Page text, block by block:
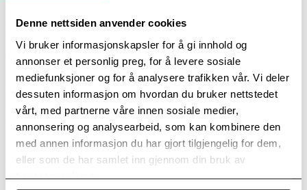
Denne nettsiden anvender cookies
Vi bruker informasjonskapsler for å gi innhold og
annonser et personlig preg, for å levere sosiale
mediefunksjoner og for å analysere trafikken vår. Vi deler
dessuten informasjon om hvordan du bruker nettstedet
vårt, med partnerne våre innen sosiale medier,
annonsering og analysearbeid, som kan kombinere den
med annen informasjon du har gjort tilgjengelig for dem,
eller som de har samlet inn gjennom din bruk av
tjenestene deres.
Robust design med plass til et aktivt liv
Toyota bZ4X Touring har et romslig karosseri med stilige detaljer
som fremhever bilens kraftfulle og eventyrlystne uttrykk. Svart
finish på hjulbuene, svarte aluminiumsfelger og en robust takreling
som tåler opptil 70 kg taklast, gir bilen et markant og funksjonelt
utseende. Bakdelen er lengre og den har et lavere støtfangerdesign
enn standardmodellen bZ4X. Du kan også velge den nye, moderne
eksteriørfargen Brilliant Bronze, som gir bilen et eksklusivt og
elegant uttrykk. Innvendig møter du en praktisk og gjennomtenkt
midtkonsoll med to ladeplater for smarttelefoner, en intuitiv 14-
viktig kjøreinformasjon plassert i øyehøyde – alt designet for å gi